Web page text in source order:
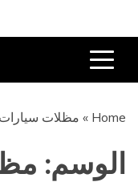
Home
» مظلات سيارات
الوسم: